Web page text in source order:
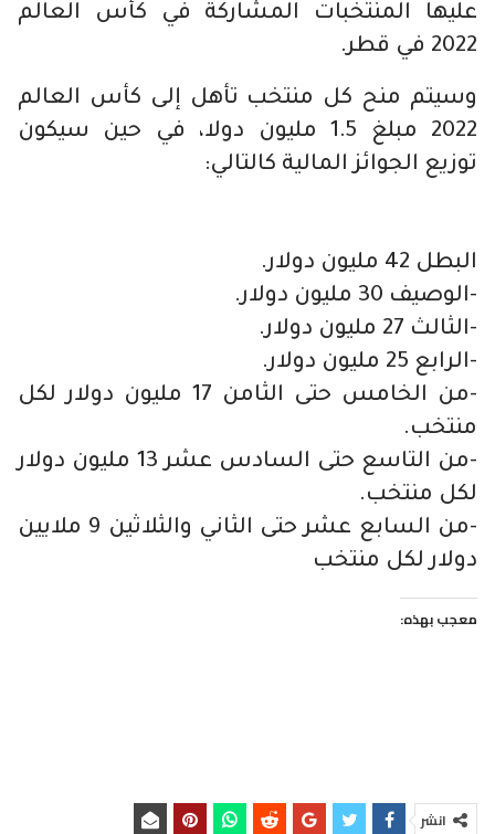
عليها المنتخبات المشاركة في كأس العالم
2022 في قطر.
وسيتم منح كل منتخب تأهل إلى كأس العالم
2022 مبلغ 1.5 مليون دولا، في حين سيكون
توزيع الجوائز المالية كالتالي:
البطل 42 مليون دولار.
-الوصيف 30 مليون دولار.
-الثالث 27 مليون دولار.
-الرابع 25 مليون دولار.
-من الخامس حتى الثامن 17 مليون دولار لكل
منتخب.
-من التاسع حتى السادس عشر 13 مليون دولار
لكل منتخب.
-من السابع عشر حتى الثاني والثلاثين 9 ملايين
دولار لكل منتخب
معجب بهذه:
انشر